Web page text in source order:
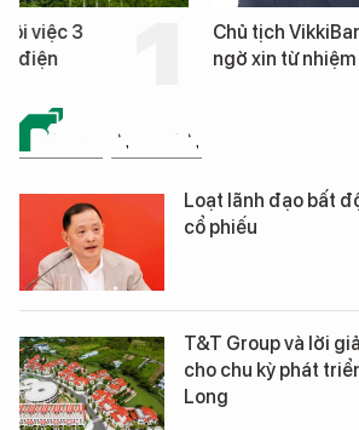
việc 3
điện
Chủ tịch
ngờ xin từ nhiệm
BẤT ĐỘNG SẢN
Loạt lãnh đạo bất
cổ phiếu
T&T Group và lời
cho chu kỳ phát
Long